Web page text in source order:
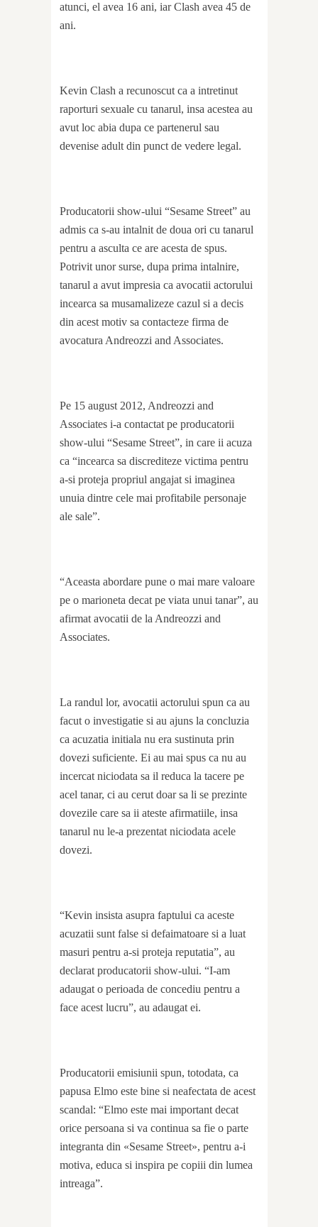
atunci, el avea 16 ani, iar Clash avea 45 de
ani.
Kevin Clash a recunoscut ca a intretinut
raporturi sexuale cu tanarul, insa acestea au
avut loc abia dupa ce partenerul sau
devenise adult din punct de vedere legal.
Producatorii show-ului “Sesame Street” au
admis ca s-au intalnit de doua ori cu tanarul
pentru a asculta ce are acesta de spus.
Potrivit unor surse, dupa prima intalnire,
tanarul a avut impresia ca avocatii actorului
incearca sa musamalizeze cazul si a decis
din acest motiv sa contacteze firma de
avocatura Andreozzi and Associates.
Pe 15 august 2012, Andreozzi and
Associates i-a contactat pe producatorii
show-ului “Sesame Street”, in care ii acuza
ca “incearca sa discrediteze victima pentru
a-si proteja propriul angajat si imaginea
unuia dintre cele mai profitabile personaje
ale sale”.
“Aceasta abordare pune o mai mare valoare
pe o marioneta decat pe viata unui tanar”, au
afirmat avocatii de la Andreozzi and
Associates.
La randul lor, avocatii actorului spun ca au
facut o investigatie si au ajuns la concluzia
ca acuzatia initiala nu era sustinuta prin
dovezi suficiente. Ei au mai spus ca nu au
incercat niciodata sa il reduca la tacere pe
acel tanar, ci au cerut doar sa li se prezinte
dovezile care sa ii ateste afirmatiile, insa
tanarul nu le-a prezentat niciodata acele
dovezi.
“Kevin insista asupra faptului ca aceste
acuzatii sunt false si defaimatoare si a luat
masuri pentru a-si proteja reputatia”, au
declarat producatorii show-ului. “I-am
adaugat o perioada de concediu pentru a
face acest lucru”, au adaugat ei.
Producatorii emisiunii spun, totodata, ca
papusa Elmo este bine si neafectata de acest
scandal: “Elmo este mai important decat
orice persoana si va continua sa fie o parte
integranta din «Sesame Street», pentru a-i
motiva, educa si inspira pe copiii din lumea
intreaga”.